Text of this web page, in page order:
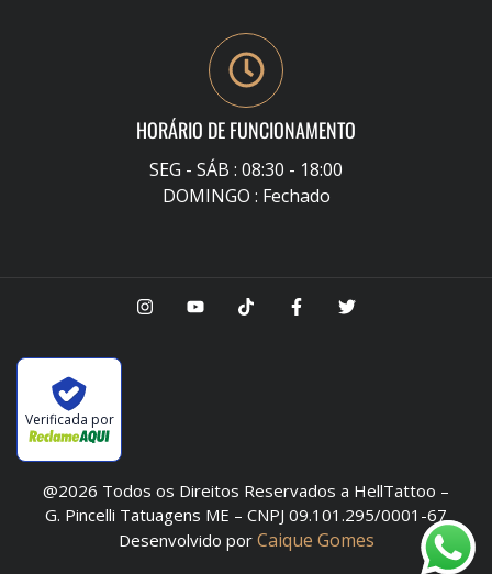
HORÁRIO DE FUNCIONAMENTO
SEG - SÁB : 08:30 - 18:00
DOMINGO : Fechado
Verificada por
@2026 Todos os Direitos Reservados a HellTattoo –
G. Pincelli Tatuagens ME – CNPJ 09.101.295/0001-67
Desenvolvido por Caique Gomes